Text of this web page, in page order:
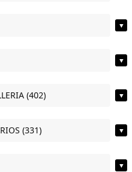
▼
▼
(402) ▼
(331) ▼
▼